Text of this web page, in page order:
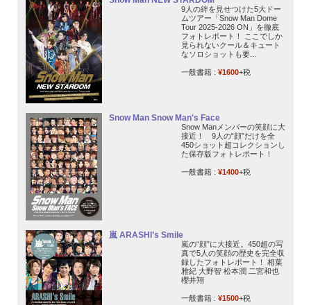
9人の絆を見せつけた5大ドー
ムツアー「Snow Man Dome
Tour 2025-2026 ON」を徹底
フォトレポート！ ここでしか
見られないクール＆キュート
なソロショットも要...
一般書籍 : ¥1600+税
Snow Man Snow Man's Face
Snow Manメンバーの笑顔に大
接近！ 9人の“顔”だけを全
450ショット超コレクションし
た保存版フォトレポート！
一般書籍 : ¥1400+税
嵐 ARASHI’s Smile
嵐の“顔”に大接近。450超の写
真で5人の笑顔の歴史を完全収
録したフォトレポート！ 相葉
雅紀 大野智 松本潤 二宮和也
櫻井翔
一般書籍 : ¥1500+税